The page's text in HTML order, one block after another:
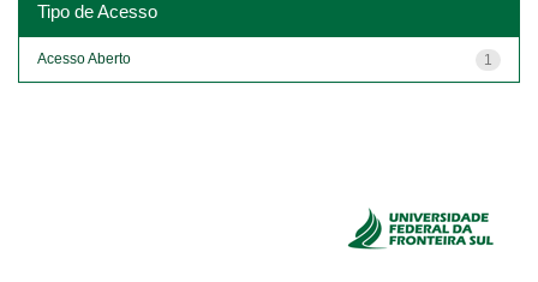
Tipo de Acesso
1
Acesso Aberto